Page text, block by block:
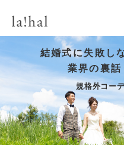
結婚式に失敗し
業界の裏
規格外コー